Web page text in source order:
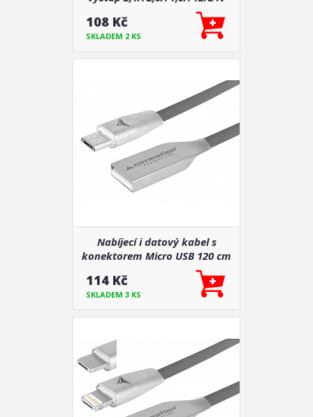
108 Kč
SKLADEM 2 KS
Nabíjecí i datový kabel s
konektorem Micro USB 120 cm
114 Kč
SKLADEM 3 KS